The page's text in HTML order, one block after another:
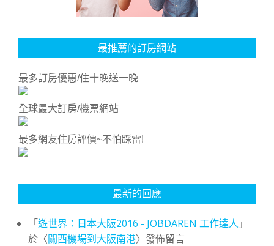
最推薦的訂房網站
最多訂房優惠/住十晚送一晚
全球最大訂房/機票網站
最多網友住房評價~不怕踩雷!
最新的回應
「遊世界：日本大阪2016 - JOBDAREN 工作達人 」
於〈關西機場到大阪南港〉發佈留言